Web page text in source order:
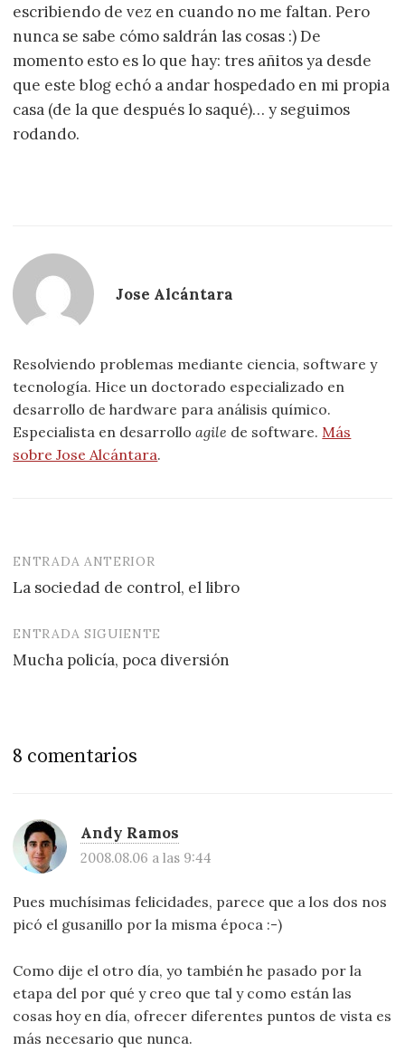
escribiendo de vez en cuando no me faltan. Pero
nunca se sabe cómo saldrán las cosas :) De
momento esto es lo que hay: tres añitos ya desde
que este blog echó a andar hospedado en mi propia
casa (de la que después lo saqué)… y seguimos
rodando.
Jose Alcántara
Resolviendo problemas mediante ciencia, software y
tecnología. Hice un doctorado especializado en
desarrollo de hardware para análisis químico.
Especialista en desarrolloagile de software. Más
sobre Jose Alcántara.
Navegación
de
entradas
ENTRADA ANTERIOR
La sociedad de control, el libro
ENTRADA SIGUIENTE
Mucha policía, poca diversión
8 comentarios
Andy Ramos
2008.08.06 a las 9:44
Pues muchísimas felicidades, parece que a los dos nos
picó el gusanillo por la misma época :-)
Como dije el otro día, yo también he pasado por la
etapa del por qué y creo que tal y como están las
cosas hoy en día, ofrecer diferentes puntos de vista es
más necesario que nunca.